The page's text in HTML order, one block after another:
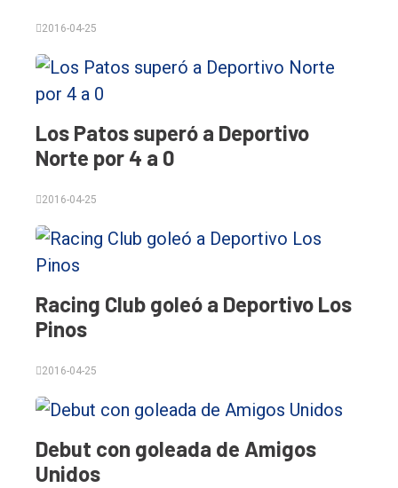
Balcarce
Inicio
Tendencia
General
Política
Cultura
Entrevistas
Rural
Deportes
Fúnebres
Edición
Nosotros
2016-04-25
Los Patos superó a Deportivo
Norte por 4 a 0
2016-04-25
Racing Club goleó a Deportivo Los
Pinos
2016-04-25
Debut con goleada de Amigos
Unidos